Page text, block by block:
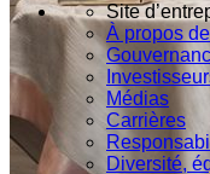
Site
À propos
Médias
Carrières
Diversité,